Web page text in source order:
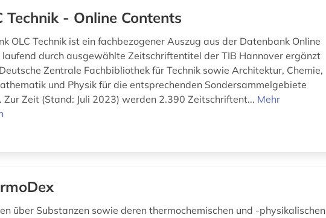
Technik - Online Contents
OLC Technik ist ein fachbezogener Auszug aus der Datenbank Online
laufend durch ausgewählte Zeitschriftentitel der TIB Hannover ergänzt
Zentrale Fachbibliothek für Technik sowie Architektur, Chemie,
und Physik für die entsprechenden Sondersammelgebiete
Zur Zeit (Stand: Juli 2023) werden 2.390 Zeitschriftent... Mehr
über Substanzen sowie deren thermochemischen und -physikalischen